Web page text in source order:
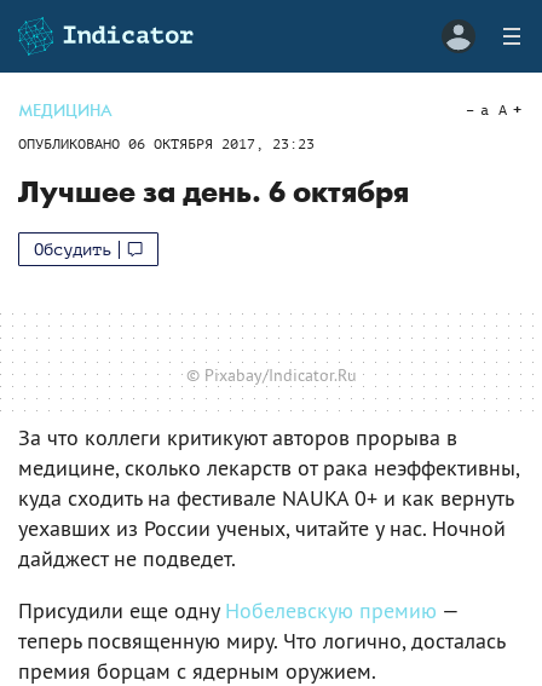
МЕДИЦИНА
ОПУБЛИКОВАНО 06 ОКТЯБРЯ 2017, 23:23
a A
Лучшее за день. 6 октября
Обсудить
© Pixabay/Indicator.Ru
За что коллеги критикуют авторов прорыва в
медицине, сколько лекарств от рака неэффективны,
куда сходить на фестивале NAUKA 0+ и как вернуть
уехавших из России ученых, читайте у нас. Ночной
дайджест не подведет.
Присудили еще одну Нобелевскую премию —
теперь посвященную миру. Что логично, досталась
премия борцам с ядерным оружием.